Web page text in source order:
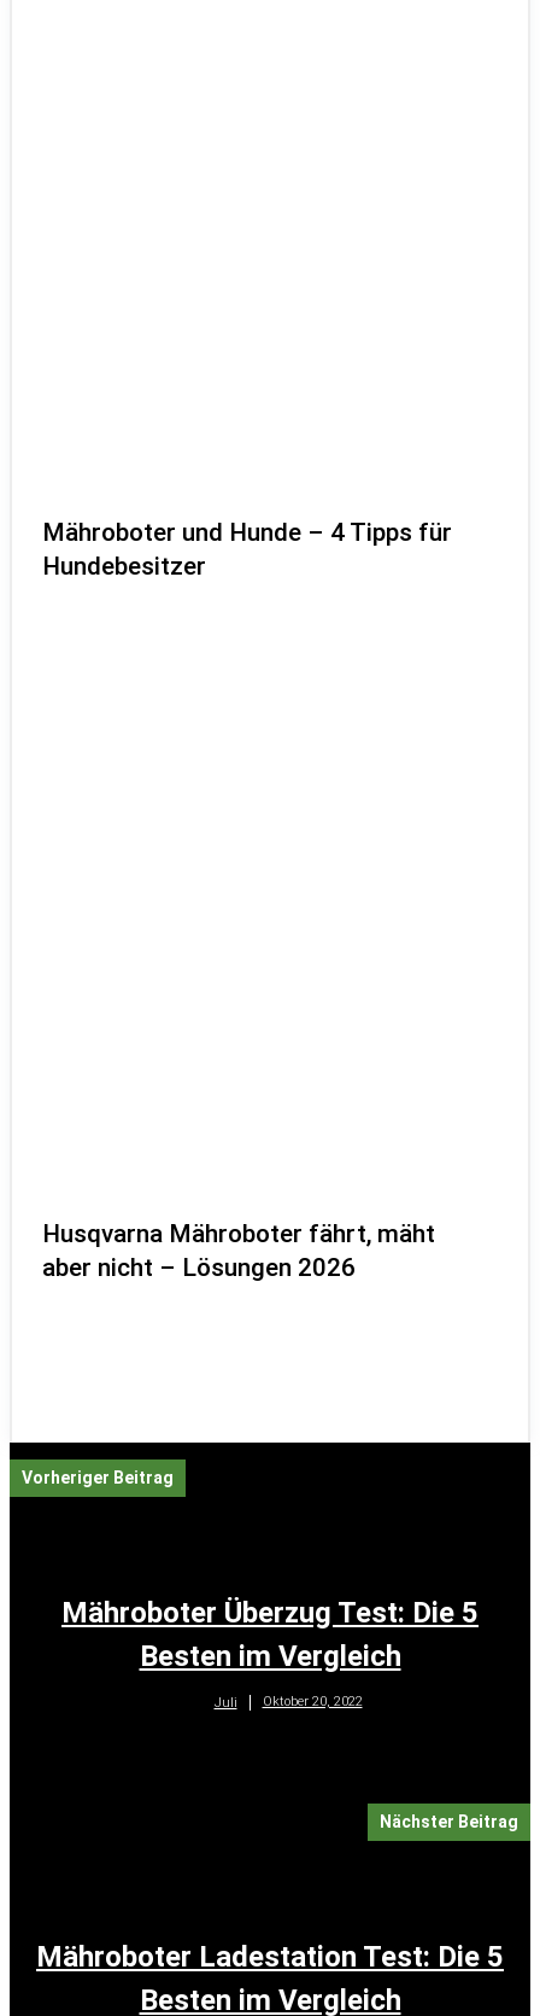
Mähroboter und Hunde – 4 Tipps für
Hundebesitzer
Husqvarna Mähroboter fährt, mäht
aber nicht – Lösungen 2026
Vorheriger Beitrag
Mähroboter Überzug Test: Die 5
Besten im Vergleich
Juli Oktober 20, 2022
Nächster Beitrag
Mähroboter Ladestation Test: Die 5
Besten im Vergleich